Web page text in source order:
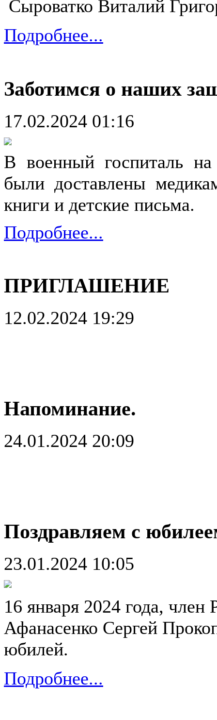
Сыроватко Виталий
Подробнее...
Заботимся о наших
17.02.2024 01:16
В военный госпиталь на
были доставлены
книги и детские письма.
Подробнее...
ПРИГЛАШЕНИЕ
12.02.2024 19:29
Напоминание.
24.01.2024 20:09
Поздравляем с
23.01.2024 10:05
16 января 2024 года,
Афанасенко Сергей
юбилей.
Подробнее...